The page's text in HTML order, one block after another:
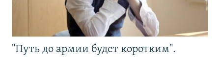
"Путь до армии будет коротким".